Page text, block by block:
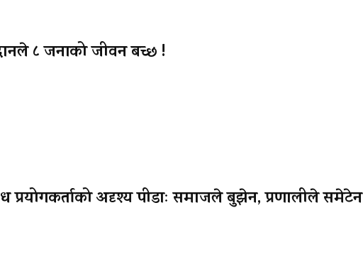
८ जनाको जीवन बच्छ !
अदृश्य पीडाः समाजले बुझेन, प्रणालीले समेटेन